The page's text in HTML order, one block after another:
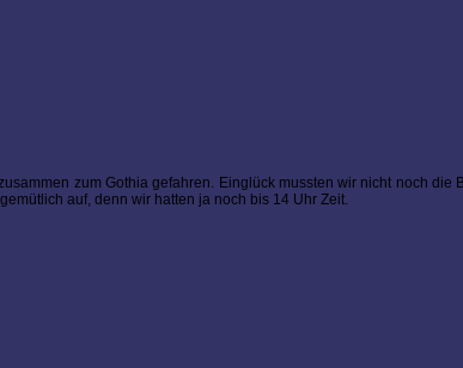
zum Gothia gefahren. Einglück mussten wir nicht noch die
auf, denn wir hatten ja noch bis 14 Uhr Zeit.